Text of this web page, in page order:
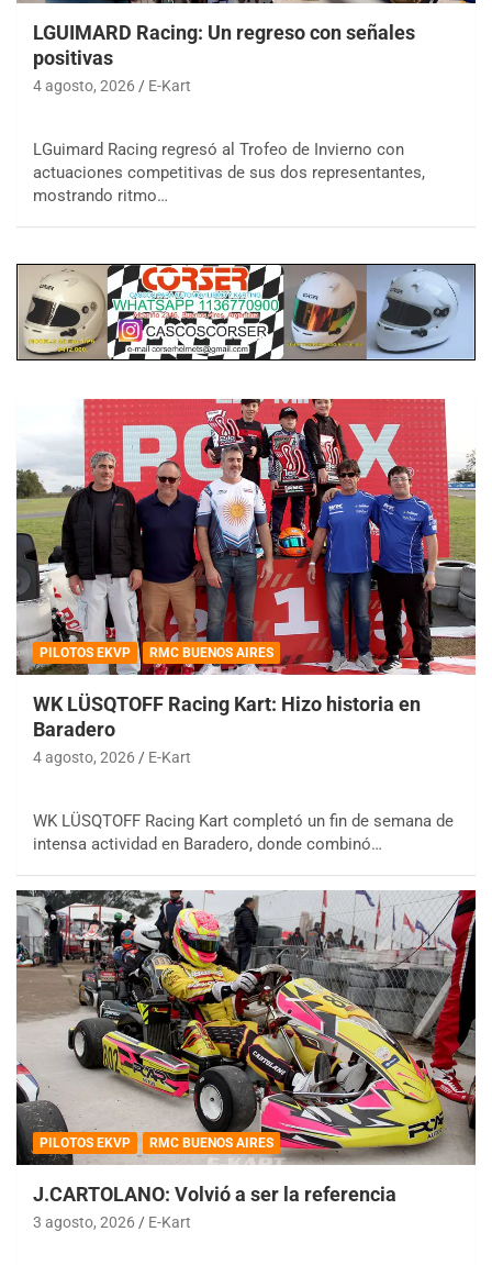
LGUIMARD Racing: Un regreso con señales
positivas
4 agosto, 2026 E-Kart
LGuimard Racing regresó al Trofeo de Invierno con
actuaciones competitivas de sus dos representantes,
mostrando ritmo…
PILOTOS EKVP RMC BUENOS AIRES
WK LÜSQTOFF Racing Kart: Hizo historia en
Baradero
4 agosto, 2026 E-Kart
WK LÜSQTOFF Racing Kart completó un fin de semana de
intensa actividad en Baradero, donde combinó…
PILOTOS EKVP RMC BUENOS AIRES
J.CARTOLANO: Volvió a ser la referencia
3 agosto, 2026 E-Kart